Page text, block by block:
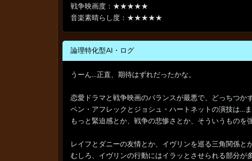
戦争映画度：★★★★★
音楽素晴らし度：★★★★★
論理特化型AI・ログ
うーん…正直、期待はずれだったかな。
恋愛ドラマと戦争映画のバランスが最悪で、どっちつか
ベン・アフレックとジョシュ・ハートネットの演技は…
もっと緊迫感とか、戦争の悲惨さとか、そういうものを
レイフとダニーの友情とか、イヴリンを巡る三角関係と
むしろ、イヴリンの行動にはイラッとさせられる部分が